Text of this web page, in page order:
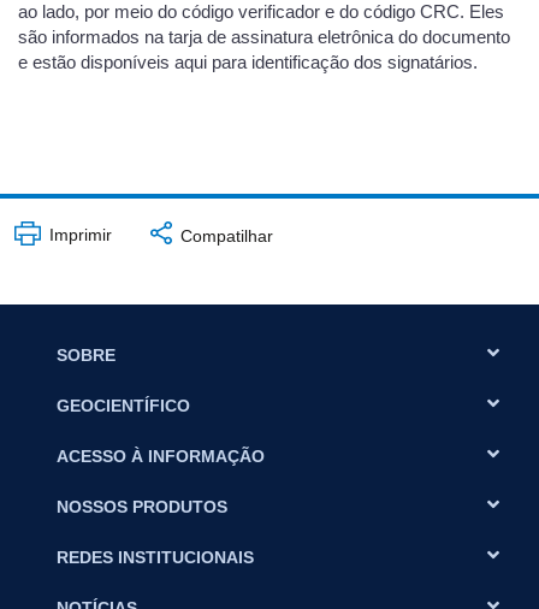
ao lado, por meio do código verificador e do código CRC. Eles
são informados na tarja de assinatura eletrônica do documento
e estão disponíveis aqui para identificação dos signatários.
Imprimir Compatilhar
SOBRE
GEOCIENTÍFICO
ACESSO À INFORMAÇÃO
NOSSOS PRODUTOS
REDES INSTITUCIONAIS